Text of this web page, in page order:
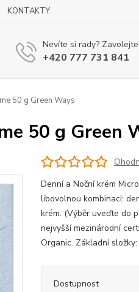
KONTAKTY
Nevíte si rady? Zavolejte.
+420 777 731 841
50 g Green Ways
50 g Green
Denní a Noční krém
libovolnou kombinaci:
krém. (Výběr uveďte do
nejvyšší mezinárodní
Organic. Základní
Dostupnost